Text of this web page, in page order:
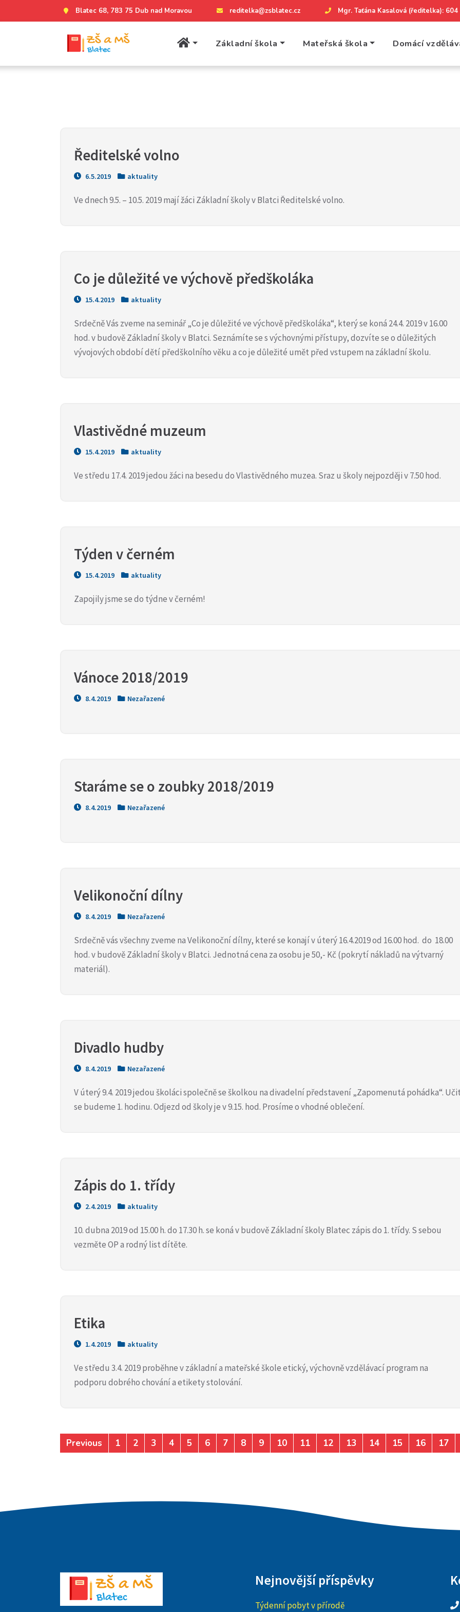
Blatec 68, 783 75 Dub nad Moravou reditelka@zsblatec.cz Mgr. Taťána Kasalová (ředitelka):
Základní škola Mateřská škola Domácí
Ředitelské volno
6.5.2019 aktuality
Ve dnech 9.5. – 10.5. 2019 mají žáci Základní školy v Blatci Ředitelské volno.
Co je důležité ve výchově předškoláka
15.4.2019 aktuality
Srdečně Vás zveme na seminář „Co je důležité ve výchově předškoláka“, který se koná 24.4. 2019 v 16.00
hod. v budově Základní školy v Blatci. Seznámíte se s výchovnými přístupy, dozvíte se o důležitých
vývojových období dětí předškolního věku a co je důležité umět před vstupem na základní školu.
Vlastivědné muzeum
15.4.2019 aktuality
Ve středu 17.4. 2019 jedou žáci na besedu do Vlastivědného muzea. Sraz u školy nejpozději v 7.50 hod.
Týden v černém
15.4.2019 aktuality
Zapojily jsme se do týdne v černém!
Vánoce 2018/2019
8.4.2019 Nezařazené
Staráme se o zoubky 2018/2019
8.4.2019 Nezařazené
Velikonoční dílny
8.4.2019 Nezařazené
Srdečně vás všechny zveme na Velikonoční dílny, které se konají v úterý 16.4.2019 od 16.00 hod. do 18.00
hod. v budově Základní školy v Blatci. Jednotná cena za osobu je 50,- Kč (pokrytí nákladů na výtvarný
materiál).
Divadlo hudby
8.4.2019 Nezařazené
V úterý 9.4. 2019 jedou školáci společně se školkou na divadelní představení „Zapomenutá pohádka“.
se budeme 1. hodinu. Odjezd od školy je v 9.15. hod. Prosíme o vhodné oblečení.
Zápis do 1. třídy
2.4.2019 aktuality
10. dubna 2019 od 15.00 h. do 17.30 h. se koná v budově Základní školy Blatec zápis do 1. třídy. S sebou
vezměte OP a rodný list dítěte.
Etika
1.4.2019 aktuality
Ve středu 3.4. 2019 proběhne v základní a mateřské škole etický, výchovně vzdělávací program na
podporu dobrého chování a etikety stolování.
Previous 1 2 3 4 5 6 7 8 9 10 11 12 13 14 15 16 17
Nejnovější příspěvky
Týdenní pobyt v přírodě